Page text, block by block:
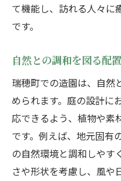
て機能し、訪れる人々に
です。
自然との調和を図る配
瑞穂町での造園は、自然
められます。庭の設計に
応できるよう、植物や素
です。例えば、地元固有
の自然環境と調和しやす
さや形状を考慮し、風や